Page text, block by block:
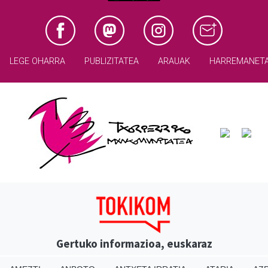
LEGE OHARRA PUBLIZITATEA ARAUAK
Gertuko informazioa, euskaraz